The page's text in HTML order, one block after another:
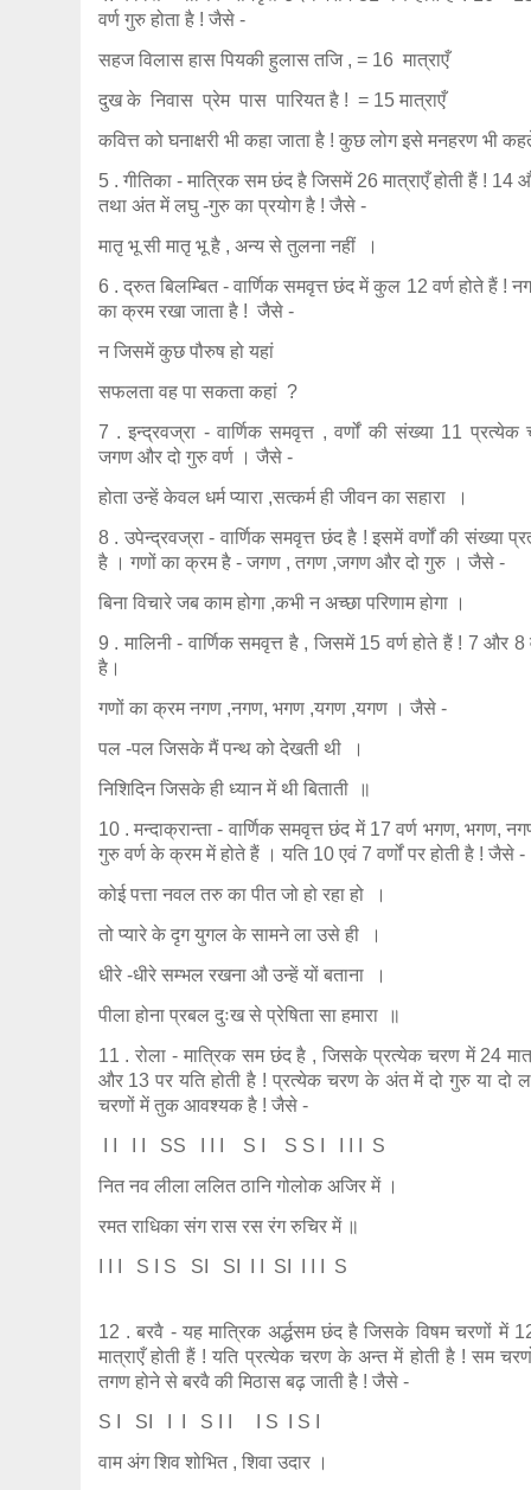
वर्ण गुरु होता है ! जैसे -
सहज विलास हास पियकी हुलास तजि , = 16 मात्राएँ
दुख के निवास प्रेम पास पारियत है ! = 15 मात्राएँ
कवित्त को घनाक्षरी भी कहा जाता है ! कुछ लोग इसे मनहरण भी
5 . गीतिका - मात्रिक सम छंद है जिसमें 26 मात्राएँ होती हैं ! 14
तथा अंत में लघु -गुरु का प्रयोग है ! जैसे -
मातृ भू सी मातृ भू है , अन्य से तुलना नहीं ।
6 . द्रुत बिलम्बित - वार्णिक समवृत्त छंद में कुल 12 वर्ण होते हैं !
का क्रम रखा जाता है ! जैसे -
न जिसमें कुछ पौरुष हो यहां
सफलता वह पा सकता कहां ?
7 . इन्द्रवज्रा - वार्णिक समवृत्त , वर्णों की संख्या 11
जगण और दो गुरु वर्ण । जैसे -
होता उन्हें केवल धर्म प्यारा ,सत्कर्म ही जीवन का सहारा ।
8 . उपेन्द्रवज्रा - वार्णिक समवृत्त छंद है ! इसमें वर्णों की संख्या
है । गणों का क्रम है - जगण , तगण ,जगण और दो गुरु । जैसे -
बिना विचारे जब काम होगा ,कभी न अच्छा परिणाम होगा ।
9 . मालिनी - वार्णिक समवृत्त है , जिसमें 15 वर्ण होते हैं ! 7 और 8
है।
गणों का क्रम नगण ,नगण, भगण ,यगण ,यगण । जैसे -
पल -पल जिसके मैं पन्थ को देखती थी ।
निशिदिन जिसके ही ध्यान में थी बिताती ॥
10 . मन्दाक्रान्ता - वार्णिक समवृत्त छंद में 17 वर्ण भगण, भगण,
गुरु वर्ण के क्रम में होते हैं । यति 10 एवं 7 वर्णों पर होती है ! जैसे -
कोई पत्ता नवल तरु का पीत जो हो रहा हो ।
तो प्यारे के दृग युगल के सामने ला उसे ही ।
धीरे -धीरे सम्भल रखना औ उन्हें यों बताना ।
पीला होना प्रबल दुःख से प्रेषिता सा हमारा ॥
11 . रोला - मात्रिक सम छंद है , जिसके प्रत्येक चरण में 24
और 13 पर यति होती है ! प्रत्येक चरण के अंत में दो गुरु या दो
चरणों में तुक आवश्यक है ! जैसे -
I I I I SS I I I S I S S I I I I S
नित नव लीला ललित ठानि गोलोक अजिर में ।
रमत राधिका संग रास रस रंग रुचिर में ॥
I I I S I S SI SI I I SI I I I S
12 . बरवै - यह मात्रिक अर्द्धसम छंद है जिसके विषम चरणों में
मात्राएँ होती हैं ! यति प्रत्येक चरण के अन्त में होती है ! सम
तगण होने से बरवै की मिठास बढ़ जाती है ! जैसे -
S I SI I I S I I I S I S I
वाम अंग शिव शोभित , शिवा उदार ।